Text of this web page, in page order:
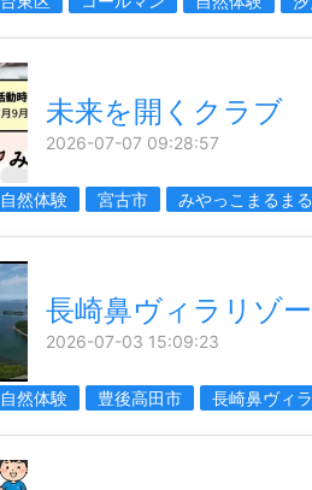
未来を開くクラブ
2026-07-07 09:28:57
自然体験 宮古市 みやっこまるま
長崎鼻ヴィラリゾ
2026-07-03 15:09:23
自然体験 豊後高田市 長崎鼻ヴィ